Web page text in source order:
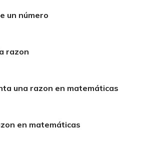
un número
razon
una razon en matemáticas
en matemáticas